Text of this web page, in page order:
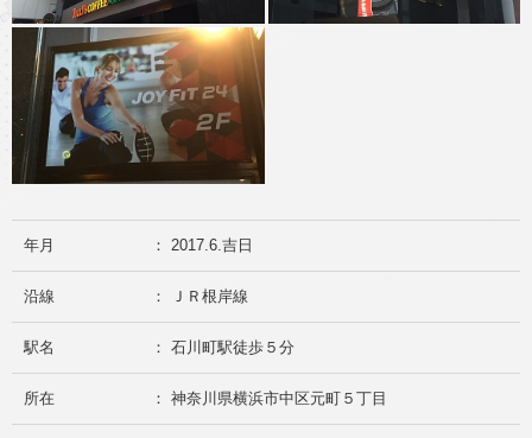
年月 ： 2017.6.吉日
沿線 ： ＪＲ根岸線
駅名 ： 石川町駅徒歩５分
所在 ： 神奈川県横浜市中区元町５丁目